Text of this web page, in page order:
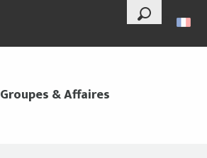
--°
Recherche
Groupes & Affaires